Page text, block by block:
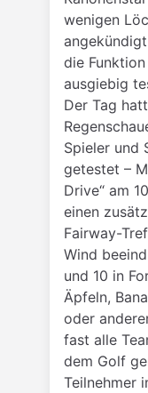
wenigen
die
ausgiebig
Der Tag
Spieler und
getestet –
Drive“ am
einen
Fairway-
Wind
und 10 in
Äpfeln,
oder
fast alle
dem Golf
Teilnehmer